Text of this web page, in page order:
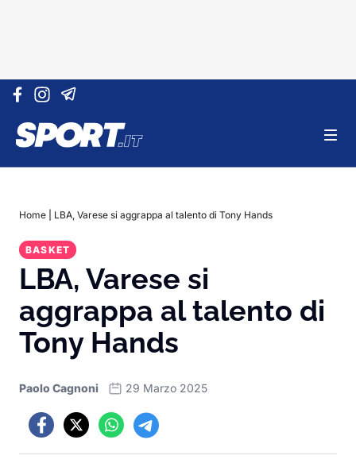
Vai al contenuto
Home LBA, Varese si aggrappa al talento di Tony Hands
BASKET
LBA, Varese si
aggrappa al talento di
Tony Hands
Paolo Cagnoni 29 Marzo 2025